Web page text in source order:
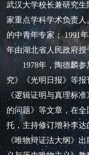
武汉大学校长兼研究
家重点学科学术负责
的中青年专家； 1991
年由湖北省人民政府
1978年，陶德麟参
究》《光明日报》等报
《逻辑证明与真理标
的问题》等文章，在
托，主持修订增补李
《唯物辩证法大纲》